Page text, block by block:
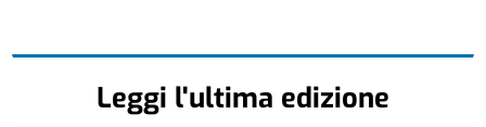
Leggi l'ultima edizione